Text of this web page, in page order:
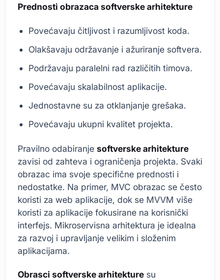
Prednosti obrazaca softverske arhitekture
Povećavaju čitljivost i razumljivost koda.
Olakšavaju održavanje i ažuriranje softvera.
Podržavaju paralelni rad različitih timova.
Povećavaju skalabilnost aplikacije.
Jednostavne su za otklanjanje grešaka.
Povećavaju ukupni kvalitet projekta.
Pravilno odabiranje softverske arhitekture
zavisi od zahteva i ograničenja projekta. Svaki
obrazac ima svoje specifične prednosti i
nedostatke. Na primer, MVC obrazac se često
koristi za web aplikacije, dok se MVVM više
koristi za aplikacije fokusirane na korisnički
interfejs. Mikroservisna arhitektura je idealna
za razvoj i upravljanje velikim i složenim
aplikacijama.
Obrasci softverske arhitekture su